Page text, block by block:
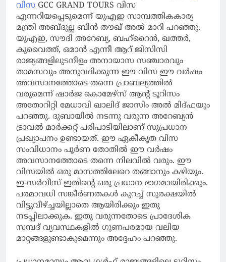
വിസ GCC GRAND TOURS വിസ
എന്നറിയപ്പെടുമെന്ന് യുഎഇ സാമ്പത്തികകാര്യ
മന്ത്രി അബ്ദുല്ല ബിന്‍ തൗഖ് അല്‍ മാറി പറഞ്ഞു.
യുഎഇ, സൗദി അറേബ്യ, ബഹ്‌റൈന്‍, ഖത്തര്‍,
കുവൈത്ത്, ഒമാന്‍ എന്നീ ആറ് ജിസിസി
രാജ്യങ്ങളിലുടനീളം അനായാസ സഞ്ചാരവും
താമസവും അനുവദിക്കുന്ന ഈ വിസ ഈ വര്‍ഷം
അവസാനത്തോടെ തന്നെ പ്രാബല്യത്തില്‍
വരുമെന്ന് ഷാര്‍ജ കൊമേഴ്‌സ് ആന്റ് ടൂറിസം
അതോറിറ്റി മേധാവി ഖാലിദ് ജാസിം അല്‍ മിദ്ഫയും
പറഞ്ഞു. ദുബായില്‍ നടന്നു വരുന്ന അറേബ്യന്‍
ട്രാവല്‍ മാര്‍ക്കറ്റ് പരിപാടിയിലാണ് സുപ്രധാന
പ്രഖ്യാപനം ഉണ്ടായത്. ഈ ഏകീകൃത വിസ
സംവിധാനം പൂര്‍ണ തോതില്‍ ഈ വര്‍ഷം
അവസാനത്തോടെ തന്നെ നിലവില്‍ വരും. ഈ
വിസയിൽ ഒരു മാസത്തിലേറെ തങ്ങാനും കഴിയും.
ഇ-സര്‍വീസ് ഇതിന്റെ ഒരു പ്രധാന ഭാഗമായിരിക്കും.
പരമാവധി സങ്കീര്‍ണതകള്‍ കുറച്ച് സുരക്ഷയില്‍
വിട്ടുവീഴ്ച്ചയില്ലാതെ ആയിരിക്കും ഇതു
നടപ്പിലാക്കുക. ഇതു വരുന്നതോടെ പ്രാദേശിക
സമ്പദ് വ്യവസ്ഥകളില്‍ ഗുണപരമായ വലിയ
മാറ്റങ്ങളുണ്ടാകുമെന്നും അദ്ദേഹം പറഞ്ഞു.